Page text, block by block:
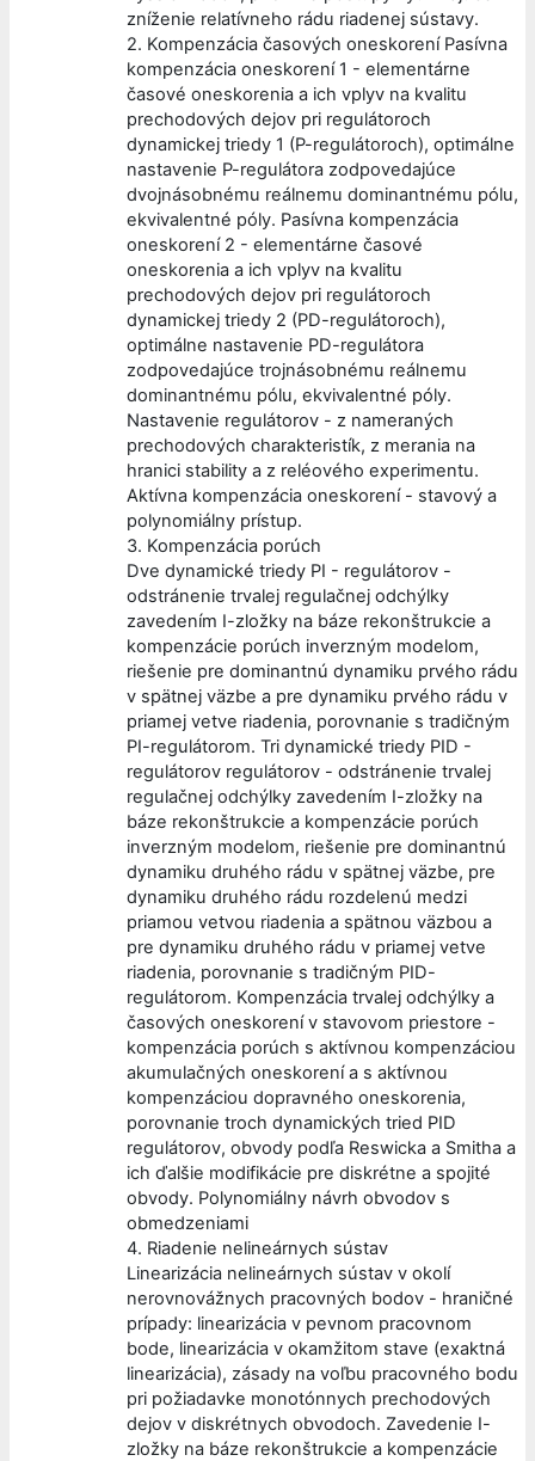
zníženie relatívneho rádu riadenej sústavy.
2. Kompenzácia časových oneskorení Pasívna
kompenzácia oneskorení 1 - elementárne
časové oneskorenia a ich vplyv na kvalitu
prechodových dejov pri regulátoroch
dynamickej triedy 1 (P-regulátoroch), optimálne
nastavenie P-regulátora zodpovedajúce
dvojnásobnému reálnemu dominantnému pólu,
ekvivalentné póly. Pasívna kompenzácia
oneskorení 2 - elementárne časové
oneskorenia a ich vplyv na kvalitu
prechodových dejov pri regulátoroch
dynamickej triedy 2 (PD-regulátoroch),
optimálne nastavenie PD-regulátora
zodpovedajúce trojnásobnému reálnemu
dominantnému pólu, ekvivalentné póly.
Nastavenie regulátorov - z nameraných
prechodových charakteristík, z merania na
hranici stability a z reléového experimentu.
Aktívna kompenzácia oneskorení - stavový a
polynomiálny prístup.
3. Kompenzácia porúch
Dve dynamické triedy PI - regulátorov -
odstránenie trvalej regulačnej odchýlky
zavedením I-zložky na báze rekonštrukcie a
kompenzácie porúch inverzným modelom,
riešenie pre dominantnú dynamiku prvého rádu
v spätnej väzbe a pre dynamiku prvého rádu v
priamej vetve riadenia, porovnanie s tradičným
PI-regulátorom. Tri dynamické triedy PID -
regulátorov regulátorov - odstránenie trvalej
regulačnej odchýlky zavedením I-zložky na
báze rekonštrukcie a kompenzácie porúch
inverzným modelom, riešenie pre dominantnú
dynamiku druhého rádu v spätnej väzbe, pre
dynamiku druhého rádu rozdelenú medzi
priamou vetvou riadenia a spätnou väzbou a
pre dynamiku druhého rádu v priamej vetve
riadenia, porovnanie s tradičným PID-
regulátorom. Kompenzácia trvalej odchýlky a
časových oneskorení v stavovom priestore -
kompenzácia porúch s aktívnou kompenzáciou
akumulačných oneskorení a s aktívnou
kompenzáciou dopravného oneskorenia,
porovnanie troch dynamických tried PID
regulátorov, obvody podľa Reswicka a Smitha a
ich ďalšie modifikácie pre diskrétne a spojité
obvody. Polynomiálny návrh obvodov s
obmedzeniami
4. Riadenie nelineárnych sústav
Linearizácia nelineárnych sústav v okolí
nerovnovážnych pracovných bodov - hraničné
prípady: linearizácia v pevnom pracovnom
bode, linearizácia v okamžitom stave (exaktná
linearizácia), zásady na voľbu pracovného bodu
pri požiadavke monotónnych prechodových
dejov v diskrétnych obvodoch. Zavedenie I-
zložky na báze rekonštrukcie a kompenzácie